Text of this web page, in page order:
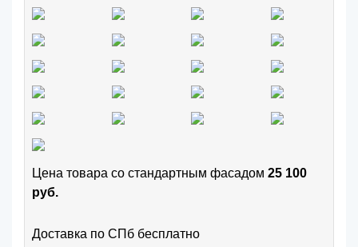
Цена товара cо стандартным фасадом 25 100
руб.
Доставка по СПб бесплатно